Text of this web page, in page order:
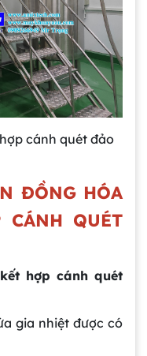
cánh quét đảo
ĐỒNG HÓA
CÁNH QUÉT
hợp cánh quét
gia nhiệt được có